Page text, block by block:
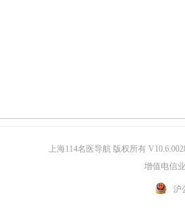
上海114名医导航 版权所有
增值电信
沪